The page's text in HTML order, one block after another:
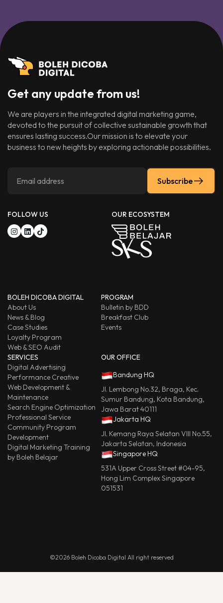
Get any update from us!
We are players in the integrated digital marketing game,
devoted to the pursuit of collective sustainable growth that
ensures lasting success.Our mission is to elevate your
business to new heights by exploring actionable possibilities.
Subscribe
FOLLOW US OUR ECOSYSTEM
BOLEH DICOBA DIGITAL
About Us
News & Blog
Case Studies
Loyalty Program
Web & SEO Audit
PROGRAM
Bulletin by BDD
Breakfast Club
Events
SERVICES
Digital Advertising
Performance Creative
Web Development &
Maintenance
Search Engine Optimization
Professional Service
Community Program
Development
Digital Marketing Training
by Boleh Belajar
OUR OFFICE
Bandung HQ
Jl. Lembong No.32, Braga, Kec.
Sumur Bandung, Kota Bandung,
Jawa Barat 40111
Jakarta HQ
Jl. Kemang Raya Selatan VIII No.55,
Jakarta Selatan, Indonesia
Singapore HQ
531A Upper Cross Street #04-95,
Hong Lim Complex Singapore
051531
©2026 Boleh Dicoba Digital All right reserved